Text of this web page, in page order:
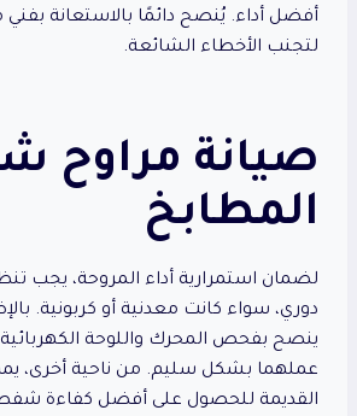
أفضل أداء. يُنصح دائمًا بالاستعانة
لتجنب الأخطاء الشائعة.
صيانة مراوح
المطابخ
لضمان استمرارية أداء المروحة، يجب
دوري، سواء كانت معدنية أو كربونية.
ينصح بفحص المحرك واللوحة الكهربائية
عملهما بشكل سليم. من ناحية أخرى،
القديمة للحصول على أفضل كفاءة شفط